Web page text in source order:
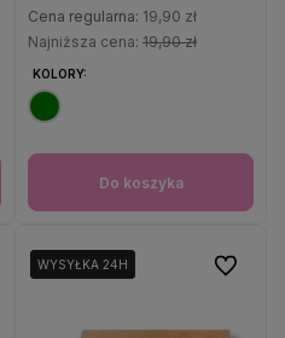
Cena regularna: 19,90 zł
Najniższa cena: 19,90 zł
KOLORY:
Do koszyka
WYSYŁKA 24H
WYSYŁKA 24H Do